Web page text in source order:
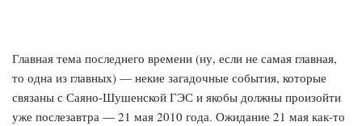
Главная тема последнего времени (ну, если не самая главная,
то одна из главных) — некие загадочные события, которые
связаны с Саяно-Шушенской ГЭС и якобы должны произойти
уже послезавтра — 21 мая 2010 года. Ожидание 21 мая как-то